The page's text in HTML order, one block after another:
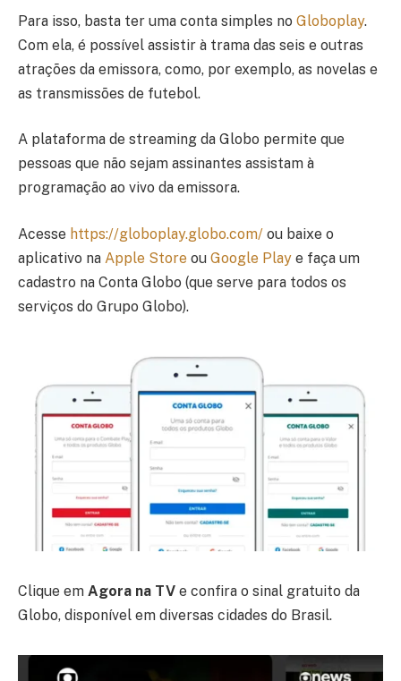
Para isso, basta ter uma conta simples no Globoplay.
Com ela, é possível assistir à trama das seis e outras
atrações da emissora, como, por exemplo, as novelas e
as transmissões de futebol.
A plataforma de streaming da Globo permite que
pessoas que não sejam assinantes assistam à
programação ao vivo da emissora.
Acesse https://globoplay.globo.com/ ou baixe o
aplicativo na Apple Store ou Google Play e faça um
cadastro na Conta Globo (que serve para todos os
serviços do Grupo Globo).
Clique em Agora na TV e confira o sinal gratuito da
Globo, disponível em diversas cidades do Brasil.